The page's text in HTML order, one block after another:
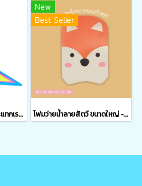
แผ่นโฟมรองคลานกันกระแทกเรขาคณิต
New
Best Seller
โฟมว่ายน้ำลายสัตว์ ขนาดใหญ่ - ATOMU MAMA & KIDS V.2